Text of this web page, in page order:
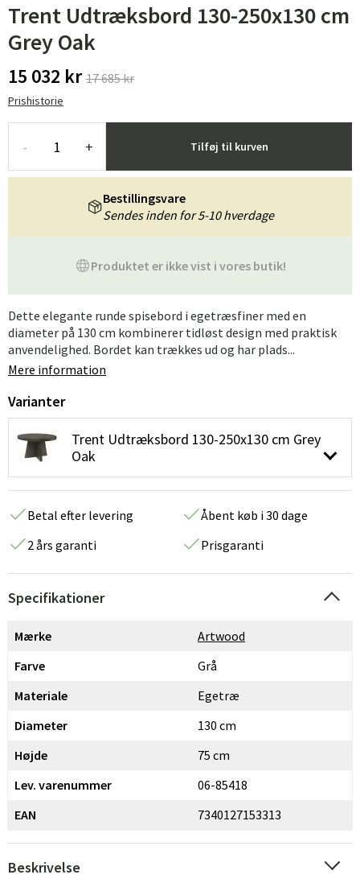
Trent Udtræksbord 130-250x130 cm
Grey Oak
15 032 kr 17 685 kr
Prishistorie
- + Tilføj til kurven
Produktet er ikke vist i vores butik!
Bestillingsvare
Sendes inden for 5-10 hverdage
Dette elegante runde spisebord i egetræsfiner med en
diameter på 130 cm kombinerer tidløst design med praktisk
anvendelighed. Bordet kan trækkes ud og har plads...
Mere information
Varianter
Trent Udtræksbord 130-250x130 cm Grey
Oak
Betal efter levering
Åbent køb i 30 dage
2 års garanti
Prisgaranti
Specifikationer
Mærke
Artwood
Farve
Grå
Materiale
Egetræ
Diameter
130 cm
Højde
75 cm
Lev. varenummer
06-85418
EAN
7340127153313
Beskrivelse